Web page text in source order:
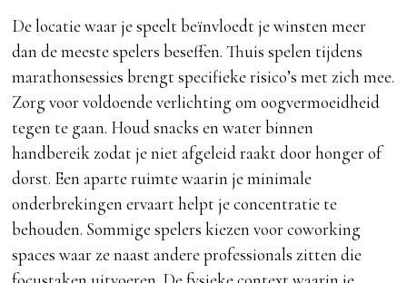
De locatie waar je speelt beïnvloedt je winsten meer
dan de meeste spelers beseffen. Thuis spelen tijdens
marathonsessies brengt specifieke risico’s met zich mee.
Zorg voor voldoende verlichting om oogvermoeidheid
tegen te gaan. Houd snacks en water binnen
handbereik zodat je niet afgeleid raakt door honger of
dorst. Een aparte ruimte waarin je minimale
onderbrekingen ervaart helpt je concentratie te
behouden. Sommige spelers kiezen voor coworking
spaces waar ze naast andere professionals zitten die